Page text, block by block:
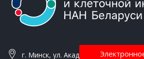
г. Минск, ул. Академическая, 27